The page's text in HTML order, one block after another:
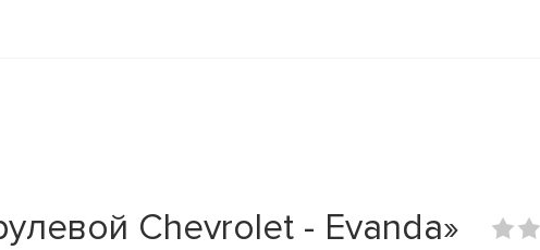
Chevrolet - Evanda»